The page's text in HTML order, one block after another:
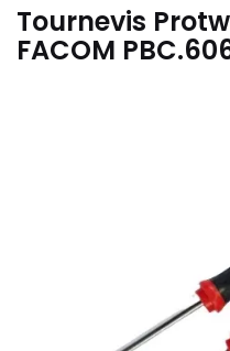
Tournevis
FACOM